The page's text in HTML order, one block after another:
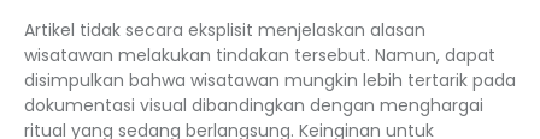
Artikel tidak secara eksplisit menjelaskan alasan
wisatawan melakukan tindakan tersebut. Namun, dapat
disimpulkan bahwa wisatawan mungkin lebih tertarik pada
dokumentasi visual dibandingkan dengan menghargai
ritual yang sedang berlangsung. Keinginan untuk